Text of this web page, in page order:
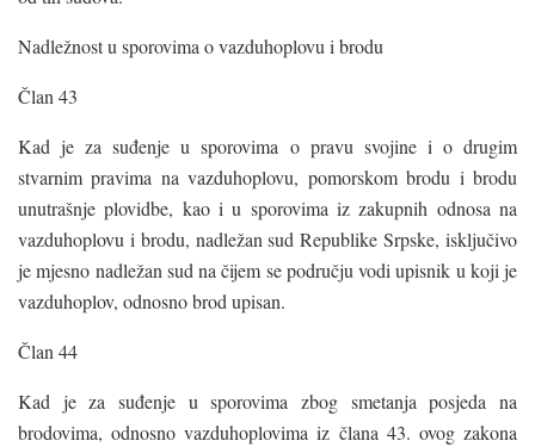
Nadležnost u sporovima o vazduhoplovu i brodu
Član 43
Kad je za suđenje u sporovima o pravu svojine i o drugim
stvarnim pravima na vazduhoplovu, pomorskom brodu i brodu
unutrašnje plovidbe, kao i u sporovima iz zakupnih odnosa na
vazduhoplovu i brodu, nadležan sud Republike Srpske, isključivo
je mjesno nadležan sud na čijem se području vodi upisnik u koji je
vazduhoplov, odnosno brod upisan.
Član 44
Kad je za suđenje u sporovima zbog smetanja posjeda na
brodovima, odnosno vazduhoplovima iz člana 43. ovog zakona